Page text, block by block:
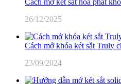
26/12/2025
Cách mở khóa két sắt Truly
23/09/2024